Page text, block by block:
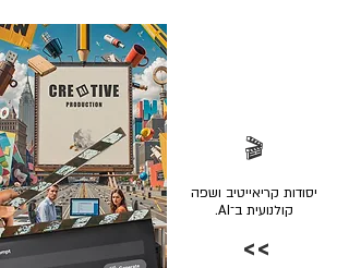
🎬
יסודות קריאייטיב ושפה
קולנועית ב־AI.
>>